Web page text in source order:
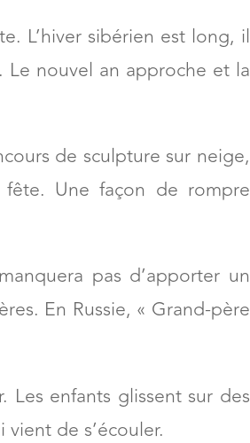
L’hiver sibérien est long, il
nouvel an approche et la
de sculpture sur neige,
Une façon de rompre
pas d’apporter un
En Russie, « Grand-père
Les enfants glissent sur des
de s’écouler.